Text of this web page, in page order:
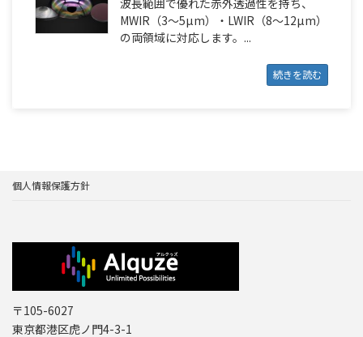
MWIR（3〜5µm）・LWIR（8〜12µm）
の両領域に対応します。...
続きを読む
個人情報保護方針
〒105-6027
東京都港区虎ノ門4-3-1